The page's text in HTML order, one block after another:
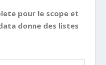
pour le scope et
donne des listes